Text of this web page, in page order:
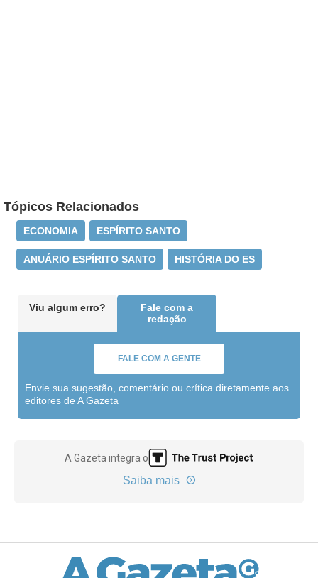
Tópicos Relacionados
ECONOMIA ESPÍRITO SANTO
ANUÁRIO ESPÍRITO SANTO HISTÓRIA DO ES
Viu algum erro?
Fale com a
redação
FALE COM A GENTE
Envie sua sugestão, comentário ou crítica diretamente aos
editores de A Gazeta
A Gazeta integra o
Saiba mais